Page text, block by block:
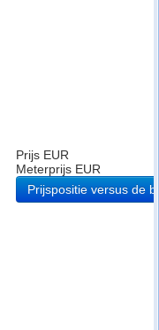
Prijs EUR
Meterprijs EUR
Prijspositie versus de